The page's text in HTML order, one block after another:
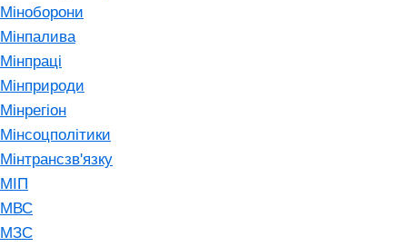
Міноборони
Мінпалива
Мінпраці
Мінприроди
Мінрегіон
Мінсоцполітики
Мінтрансзв'язку
МІП
МВС
МЗС